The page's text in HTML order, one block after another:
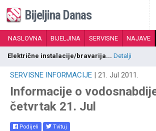
Bijeljina Danas
NASLOVNA BIJELJINA SERVISNE NAJAVE
Električne instalacije/bravarija... Detalji
SERVISNE INFORMACIJE | 21. Jul 2011.
Informacije o
četvrtak 21. Jul
Podijeli Tvituj